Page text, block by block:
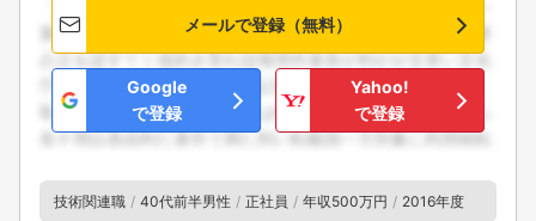
メールで登録（無料）
Google
で登録
Yahoo!
で登録
技術関連職 40代前半男性 正社員 年収500万円 2016年度